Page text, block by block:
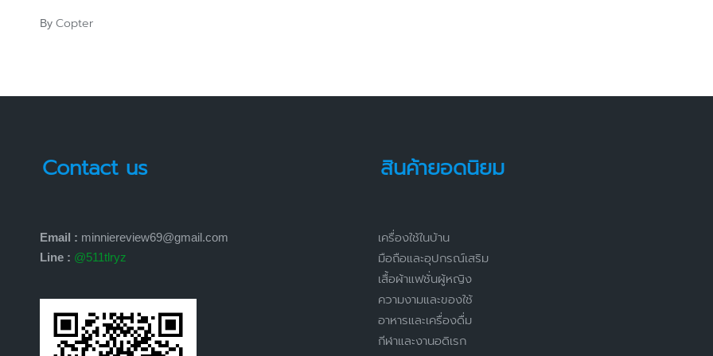
Posted
By Copter
Contact us
Email : minniereview69@gmail.com
Line : @511tlryz
สินค้ายอดนิยม
เครื่องใช้ในบ้าน
มือถือและอุปกรณ์เสริม
เสื้อผ้าแฟชั่นผู้หญิง
ความงามและของใช้
อาหารและเครื่องดื่ม
กีฬาและงานอดิเรก